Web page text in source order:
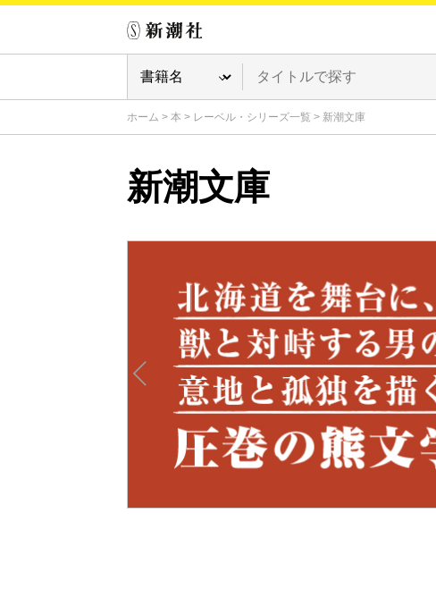
ホーム > 本 > レーベル・シリーズ一覧 > 新潮文庫
新潮文庫